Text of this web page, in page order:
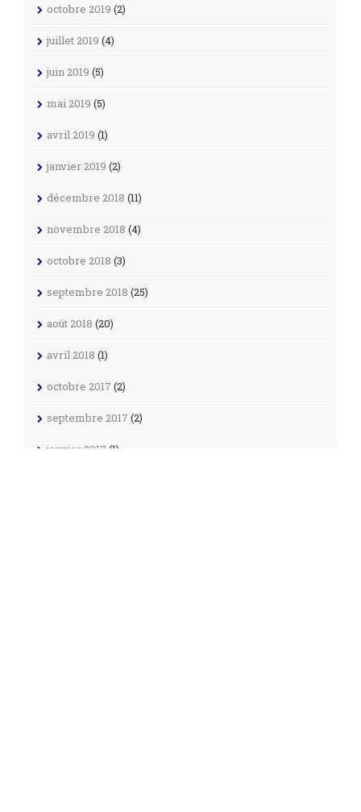
octobre 2019 (2)
juillet 2019 (4)
juin 2019 (5)
mai 2019 (5)
avril 2019 (1)
janvier 2019 (2)
décembre 2018 (11)
novembre 2018 (4)
octobre 2018 (3)
septembre 2018 (25)
août 2018 (20)
avril 2018 (1)
octobre 2017 (2)
septembre 2017 (2)
janvier 2017 (1)